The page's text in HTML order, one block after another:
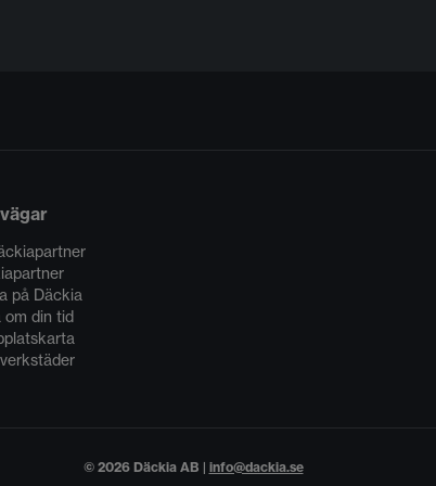
på Däckia
om din tid
© 2026 Däckia AB | info@dackia.se